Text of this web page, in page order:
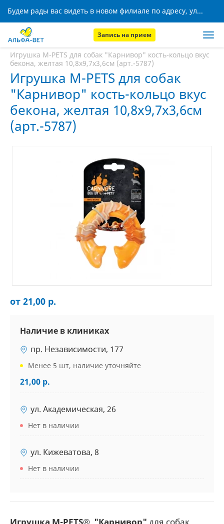
Будем рады вас видеть в новом филиале по адресу, ул. Кижеватова, 8!
Запись на прием
Главная
Игрушка M-PETS для собак "Карнивор" кость-кольцо вкус
бекона, желтая 10,8х9,7х3,6см (арт.-5787)
Игрушка M-PETS для собак
"Карнивор" кость-кольцо вкус
бекона, желтая 10,8х9,7х3,6см
(арт.-5787)
от 21,00 р.
Наличие в клиниках
пр. Независимости, 177
Менее 5 шт, наличие уточняйте
21,00 р.
ул. Академическая, 26
Нет в наличии
ул. Кижеватова, 8
Нет в наличии